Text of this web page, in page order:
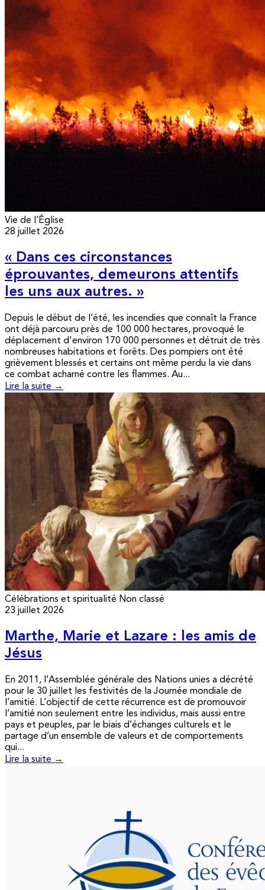
Vie de l’Église
28 juillet 2026
« Dans ces circonstances
éprouvantes, demeurons attentifs
les uns aux autres. »
Depuis le début de l’été, les incendies que connaît la France
ont déjà parcouru près de 100 000 hectares, provoqué le
déplacement d'environ 170 000 personnes et détruit de très
nombreuses habitations et forêts. Des pompiers ont été
grièvement blessés et certains ont même perdu la vie dans
ce combat acharné contre les flammes. Au...
Lire la suite →
Célébrations et spiritualité Non classé
23 juillet 2026
Marthe, Marie et Lazare : les amis de
Jésus
En 2011, l’Assemblée générale des Nations unies a décrété
pour le 30 juillet les festivités de la Journée mondiale de
l’amitié. L’objectif de cette récurrence est de promouvoir
l’amitié non seulement entre les individus, mais aussi entre
pays et peuples, par le biais d’échanges culturels et le
partage d’un ensemble de valeurs et de comportements
qui...
Lire la suite →